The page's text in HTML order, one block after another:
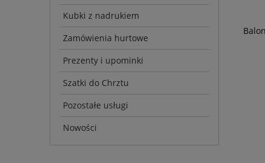
Kubki z nadrukiem
Zamówienia hurtowe
Prezenty i upominki
Szatki do Chrztu
Pozostałe usługi
Nowości